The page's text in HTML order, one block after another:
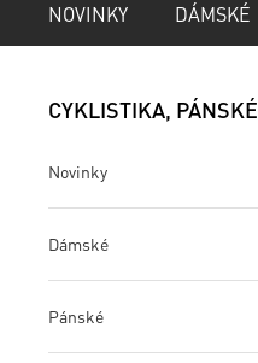
NOVINKY DÁMSKÉ
CYKLISTIKA, PÁNSKÉ
Novinky
Dámské
Pánské